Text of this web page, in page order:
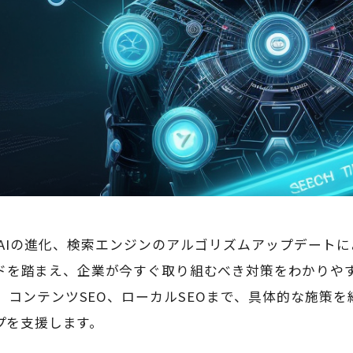
の進化、検索エンジンのアルゴリズムアップデート
を踏まえ、企業が今すぐ取り組むべき対策をわかりや
コンテンツSEO、ローカルSEOまで、具体的な施策
支援します。